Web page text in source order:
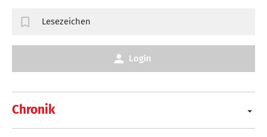
Chronik
Lesezeichen
Login